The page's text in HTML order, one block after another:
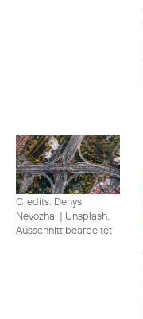
Credits: Denys
Nevozhai | Unsplash,
Ausschnitt bearbeitet